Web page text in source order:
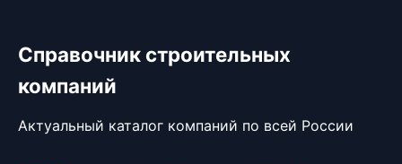
Справочник строительных
компаний
Актуальный каталог компаний по всей России